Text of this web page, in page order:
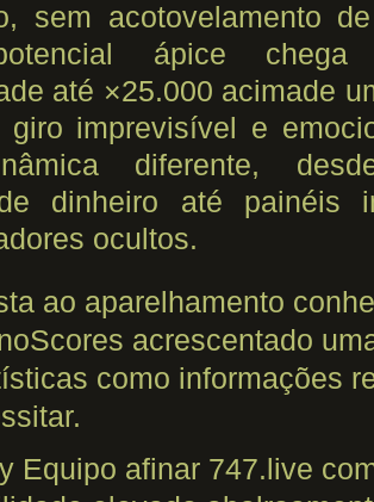
sem acotovelamento
ápice chega
até ×25.000 acimade
giro imprevisível e
diferente,
dinheiro até painéis
ocultos.
ao aparelhamento
acrescentado
como informações
Equipo afinar 747.live